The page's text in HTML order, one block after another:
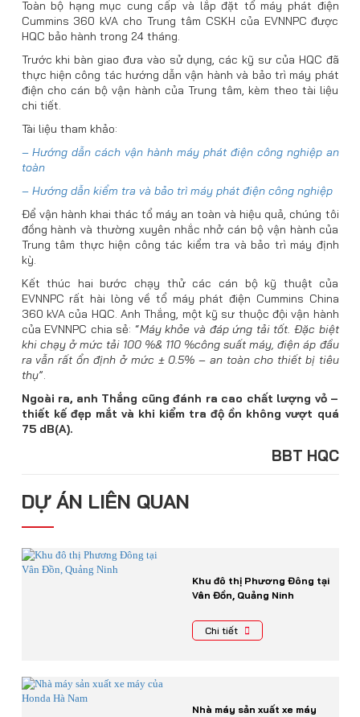
Toàn bộ hạng mục cung cấp và lắp đặt tổ máy phát điện
Cummins 360 kVA cho Trung tâm CSKH của EVNNPC được
HQC bảo hành trong 24 tháng.
Trước khi bàn giao đưa vào sử dụng, các kỹ sư của HQC đã
thực hiện công tác hướng dẫn vận hành và bảo trì máy phát
điện cho cán bộ vận hành của Trung tâm, kèm theo tài liệu
chi tiết.
Tài liệu tham khảo:
– Hướng dẫn cách vận hành máy phát điện công nghiệp an
toàn
– Hướng dẫn kiểm tra và bảo trì máy phát điện công nghiệp
Để vận hành khai thác tổ máy an toàn và hiệu quả, chúng tôi
đồng hành và thường xuyên nhắc nhở cán bộ vận hành của
Trung tâm thực hiện công tác kiểm tra và bảo trì máy định
kỳ.
Kết thúc hai bước chạy thử các cán bộ kỹ thuật của
EVNNPC rất hài lòng về tổ máy phát điện Cummins China
360 kVA của HQC. Anh Thắng, một kỹ sư thuộc đội vận hành
của EVNNPC chia sẻ: “Máy khỏe và đáp ứng tải tốt. Đặc biệt
khi chạy ở mức tải 100 %& 110 %công suất máy, điện áp đầu
ra vẫn rất ổn định ở mức ±0.5% – an toàn cho thiết bị tiêu
thụ”.
Ngoài ra, anh Thắng cũng đánh ra cao chất lượng vỏ –
thiết kế đẹp mắt và khi kiểm tra độ ồn không vượt quá
75 dB(A).
BBT HQC
DỰ ÁN LIÊN QUAN
Khu đô thị Phương Đông tại
Vân Đồn, Quảng Ninh
Chi tiết
Nhà máy sản xuất xe máy